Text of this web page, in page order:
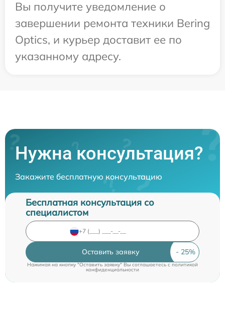
Вы получите уведомление о
завершении ремонта техники Bering
Optics, и курьер доставит ее по
указанному адресу.
Нужна консультация?
Закажите бесплатную консультацию
Бесплатная консультация со
специалистом
Оставить заявку
Нажимая на кнопку "Оставить заявку" Вы соглашаетесь cполитикой
конфиденциальности